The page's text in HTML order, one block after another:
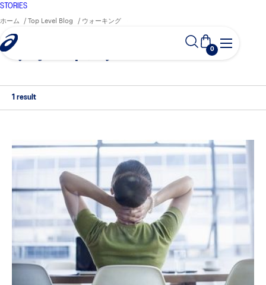
0
STORIES
ホーム
Top Level Blog ウォーキング
1 result